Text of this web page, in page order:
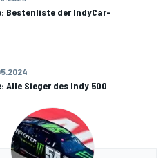
Bestenliste der IndyCar-
Alle Sieger des Indy 500